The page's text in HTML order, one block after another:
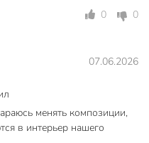
8 x 9 x 56 см
0 0
07.06.2026
менять композиции,
в интерьер нашего